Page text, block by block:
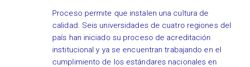
Proceso permite que instalen una cultura de
calidad. Seis universidades de cuatro regiones del
país han iniciado su proceso de acreditación
institucional y ya se encuentran trabajando en el
cumplimiento de los estándares nacionales en